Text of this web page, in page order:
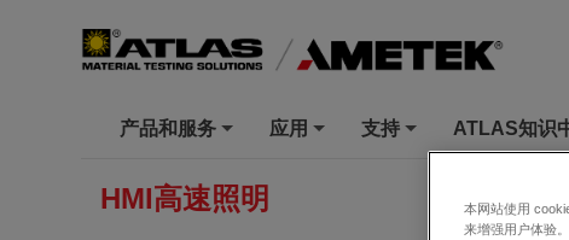
产品和服务 应用 支持 ATLAS知识
HMI高速照明
本网站使用
来增强用户体验